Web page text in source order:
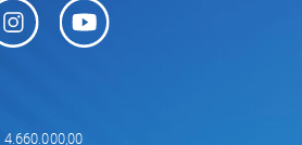
4.660.000,00